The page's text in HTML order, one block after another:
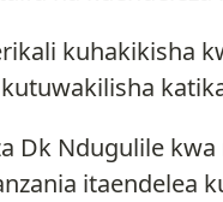
kuhakikisha
Dk Ndugulile
itaendelea